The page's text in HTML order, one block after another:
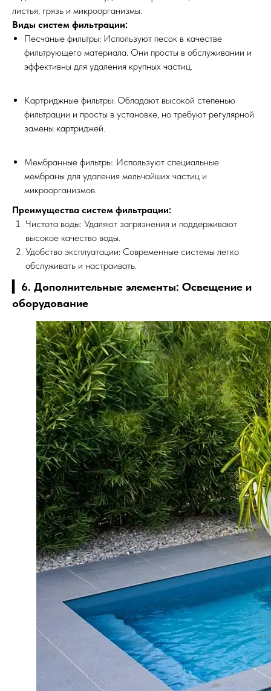
листья, грязь и микроорганизмы.
Виды систем фильтрации:
Песчаные фильтры: Используют песок в качестве
фильтрующего материала. Они просты в обслуживании и
эффективны для удаления крупных частиц.
Картриджные фильтры: Обладают высокой степенью
фильтрации и просты в установке, но требуют регулярной
замены картриджей.
Мембранные фильтры: Используют специальные
мембраны для удаления мельчайших частиц и
микроорганизмов.
Преимущества систем фильтрации:
Чистота воды: Удаляют загрязнения и поддерживают
высокое качество воды.
Удобство эксплуатации: Современные системы легко
обслуживать и настраивать.
▎6. Дополнительные элементы: Освещение и
оборудование